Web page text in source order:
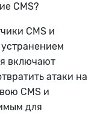
CMS?
CMS и
включают
атаки на
CMS и
для